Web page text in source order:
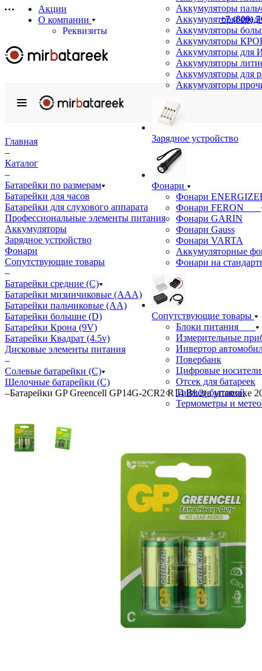
Акции
О компании
Реквизиты
Отзывы
Статьи
Услуги
Аккумуляторные сборки на заказ
Возврат товара
Оптовым покупателям
Вопрос-ответ
Контакты
+7 (800)
Аккумуляторы
Аккумуляторы
Аккумуляторы
Аккумуляторы
Аккумуляторы для
Аккумуляторы
Аккумуляторы для
Аккумуляторы
Зарядное устройство
Фонари
Фонари
Фонари FERON
Фонари GARIN
Фонари Gauss
Фонари VARTA
Аккумуляторные
Фонари на
Сопутствующие товары
Блоки питания
Измерительные
Инвертор
Повербанк
Цифровые
Отсек для батареек
Таймер бытовой
Термометры и
Главная
–
Каталог
–
Батарейки по размерам
Батарейки для часов
Батарейки для слухового аппарата
Профессиональные элементы питания
Аккумуляторы
Зарядное устройство
Фонари
Сопутствующие товары
–
Батарейки средние (С)
Батарейки мизинчиковые (ААА)
Батарейки пальчиковые (АА)
Батарейки большие (D)
Батарейки Крона (9V)
Батарейки Квадрат (4.5v)
Дисковые элементы питания
–
Солевые батарейки (C)
Щелочные батарейки (C)
–Батарейки GP Greencell GP14G-2CR2 R14 BL2(в упаковке